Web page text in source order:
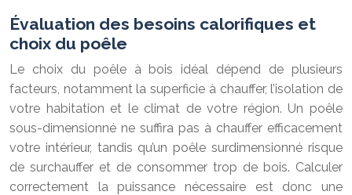
Évaluation des besoins calorifiques et
choix du poêle
Le choix du poêle à bois idéal dépend de plusieurs
facteurs, notamment la superficie à chauffer, l’isolation de
votre habitation et le climat de votre région. Un poêle
sous-dimensionné ne suffira pas à chauffer efficacement
votre intérieur, tandis qu’un poêle surdimensionné risque
de surchauffer et de consommer trop de bois. Calculer
correctement la puissance nécessaire est donc une